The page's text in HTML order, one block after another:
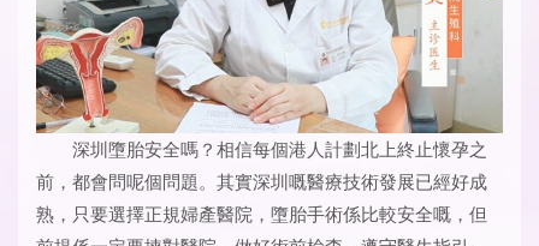
深圳墮胎安全嗎？相信每個港人計劃北上終止懷孕之
前，都會問呢個問題。其實深圳嘅醫療技術發展已經好成
熟，只要選擇正規婦產醫院，墮胎手術係比較安全嘅，但